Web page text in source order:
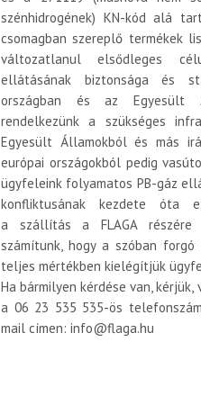
szénhidrogének) KN-kód alá
csomagban szereplő termékek
változatlanul elsődleges
ellátásának biztonsága és
országban és az Egyesült
rendelkezünk a szükséges
Egyesült Államokból és más
európai országokból pedig
ügyfeleink folyamatos PB-gáz
konfliktusának kezdete óta
a szállítás a FLAGA részére
számítunk, hogy a szóban
teljes mértékben kielégítjük
Ha bármilyen kérdése van,
a 06 23 535 535-ös
mail címen: info@flaga.hu